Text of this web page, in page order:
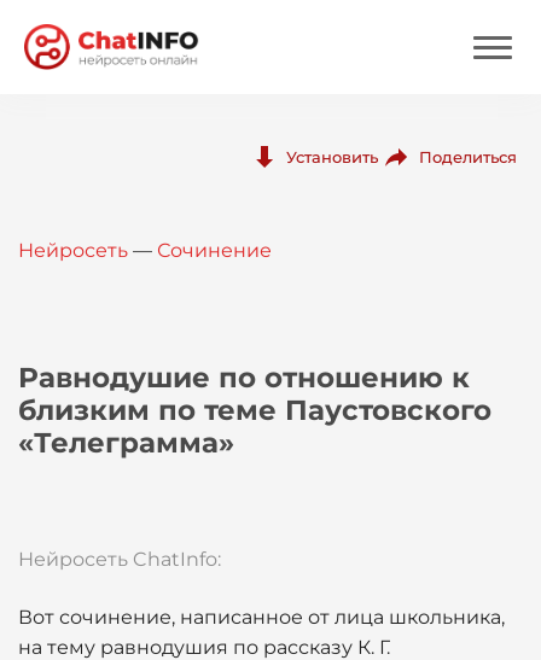
Вход
Установить Поделиться
Нейросеть — Сочинение
Равнодушие по отношению к
близким по теме Паустовского
«Телеграмма»
Нейросеть ChatInfo:
Вот сочинение, написанное от лица школьника,
на тему равнодушия по рассказу К. Г.